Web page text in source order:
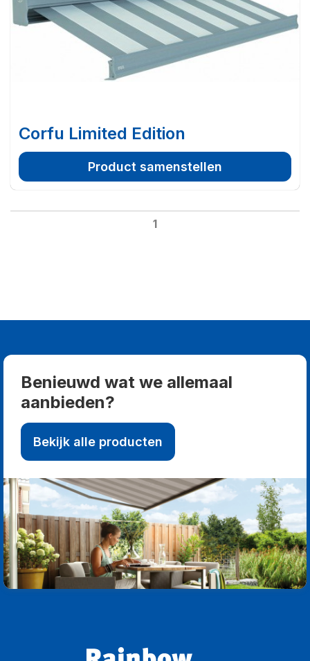
Corfu Limited Edition
Product samenstellen
1
Benieuwd wat we allemaal
aanbieden?
Bekijk alle producten